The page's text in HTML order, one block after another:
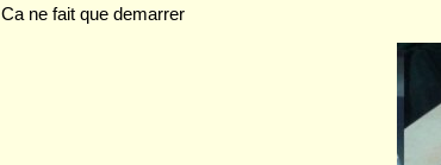
Ca ne fait que demarrer